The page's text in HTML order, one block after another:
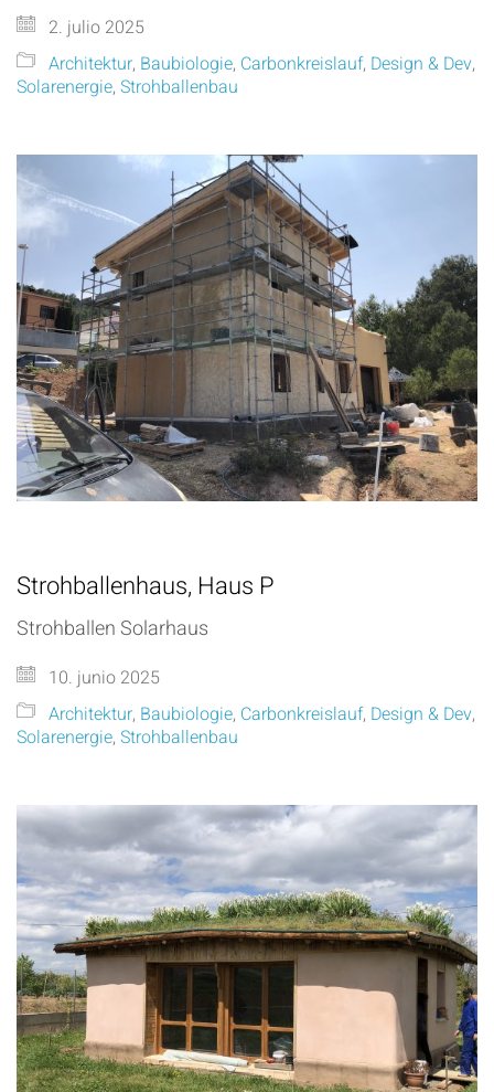
2. julio 2025
Architektur, Baubiologie, Carbonkreislauf, Design & Dev,
Solarenergie, Strohballenbau
Strohballenhaus, Haus P
Strohballen Solarhaus
10. junio 2025
Architektur, Baubiologie, Carbonkreislauf, Design & Dev,
Solarenergie, Strohballenbau